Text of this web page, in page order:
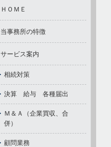
ＨＯＭＥ
当事務所の特徴
サービス案内
相続対策
決算 給与 各種届出
Ｍ＆Ａ（企業買収、合
併）
顧問業務